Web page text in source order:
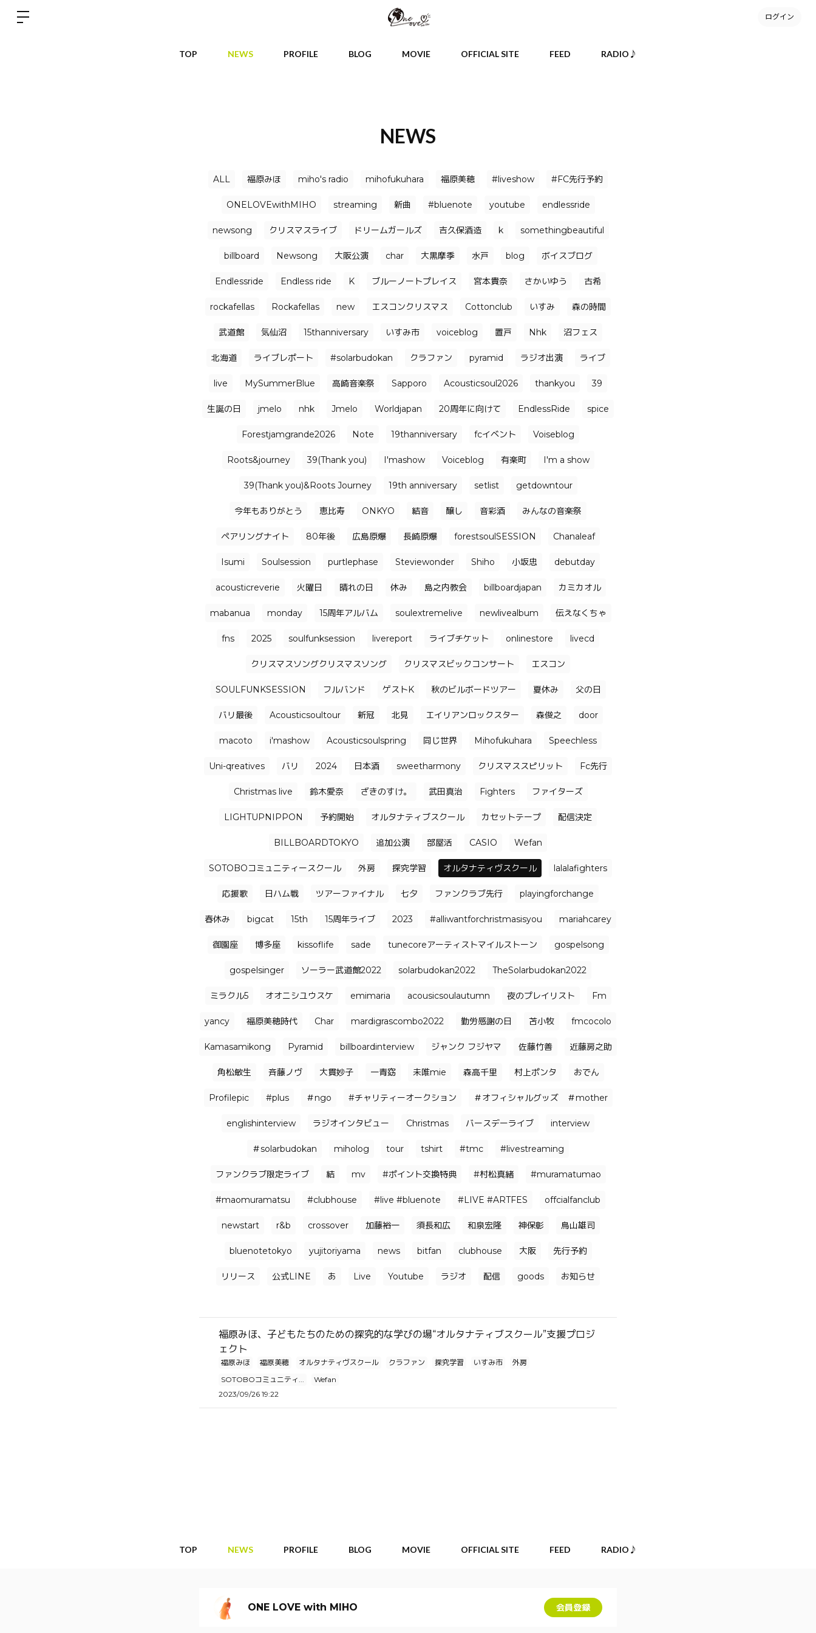
ログイン
TOP NEWS PROFILE BLOG MOVIE OFFICIAL SITE FEED RADIO♪
NEWS
ALL 福原みほ miho's radio mihofukuhara 福原美穂 #liveshow #FC先行予約
ONELOVEwithMIHO streaming 新曲 #bluenote youtube endlessride
newsong クリスマスライブ ドリームガールズ 吉久保酒造 k somethingbeautiful
billboard Newsong 大阪公演 char 大黒摩季 水戸 blog ボイスブログ
Endlessride Endless ride K ブルーノートプレイス 宮本貴奈 さかいゆう 古希
rockafellas Rockafellas new エスコンクリスマス Cottonclub いすみ 森の時間
武道館 気仙沼 15thanniversary いすみ市 voiceblog 置戸 Nhk 沼フェス
北海道 ライブレポート #solarbudokan クラファン pyramid ラジオ出演 ライブ
live MySummerBlue 高崎音楽祭 Sapporo Acousticsoul2026 thankyou 39
生誕の日 jmelo nhk Jmelo Worldjapan 20周年に向けて EndlessRide spice
Forestjamgrande2026 Note 19thanniversary fcイベント Voiseblog
Roots&journey 39(Thank you) I'mashow Voiceblog 有楽町 I'm a show
39(Thank you)&Roots Journey 19th anniversary setlist getdowntour
今年もありがとう 恵比寿 ONKYO 結音 醸し 音彩酒 みんなの音楽祭
ペアリングナイト 80年後 広島原爆 長崎原爆 forestsoulSESSION Chanaleaf
Isumi Soulsession purtlephase Steviewonder Shiho 小坂忠 debutday
acousticreverie 火曜日 晴れの日 休み 島之内教会 billboardjapan カミカオル
mabanua monday 15周年アルバム soulextremelive newlivealbum 伝えなくちゃ
fns 2025 soulfunksession livereport ライブチケット onlinestore livecd
クリスマスソングクリスマスソング クリスマスビックコンサート エスコン
SOULFUNKSESSION フルバンド ゲストK 秋のビルボードツアー 夏休み 父の日
バリ最後 Acousticsoultour 新冠 北見 エイリアンロックスター 森俊之 door
macoto i'mashow Acousticsoulspring 同じ世界 Mihofukuhara Speechless
Uni-qreatives バリ 2024 日本酒 sweetharmony クリスマススピリット Fc先行
Christmas live 鈴木愛奈 ざきのすけ。 武田真治 Fighters ファイターズ
LIGHTUPNIPPON 予約開始 オルタナティブスクール カセットテープ 配信決定
BILLBOARDTOKYO 追加公演 部屋活 CASIO Wefan
SOTOBOコミュニティースクール 外房 探究学習 オルタナティヴスクール lalalafighters
応援歌 日ハム戦 ツアーファイナル 七夕 ファンクラブ先行 playingforchange
春休み bigcat 15th 15周年ライブ 2023 #alliwantforchristmasisyou mariahcarey
御園座 博多座 kissoflife sade tunecoreアーティストマイルストーン gospelsong
gospelsinger ソーラー武道館2022 solarbudokan2022 TheSolarbudokan2022
ミラクル5 オオニシユウスケ emimaria acousicsoulautumn 夜のプレイリスト Fm
yancy 福原美穂時代 Char mardigrascombo2022 勤労感謝の日 苫小牧 fmcocolo
Kamasamikong Pyramid billboardinterview ジャンク フジヤマ 佐藤竹善 近藤房之助
角松敏生 ⻫藤ノヴ 大貫妙子 一青窈 未唯mie 森高千里 村上ポンタ おでん
Profilepic #plus ＃ngo #チャリティーオークション ＃オフィシャルグッズ ＃mother
englishinterview ラジオインタビュー Christmas バースデーライブ interview
＃solarbudokan miholog tour tshirt #tmc #livestreaming
ファンクラブ限定ライブ 結 mv #ポイント交換特典 #村松真緒 #muramatumao
#maomuramatsu #clubhouse #live #bluenote #LIVE #ARTFES offcialfanclub
newstart r&b crossover 加藤裕一 須長和広 和泉宏隆 神保彰 鳥山雄司
bluenotetokyo yujitoriyama news bitfan clubhouse 大阪 先行予約
リリース 公式LINE あ Live Youtube ラジオ 配信 goods お知らせ
福原みほ、子どもたちのための探究的な学びの場“オルタナティブスクール”支援プロジ
ェクト
福原みほ 福原美穂 オルタナティヴスクール クラファン 探究学習 いすみ市
外房
SOTOBOコミュニティ...
Wefan
2023/09/26 19:22
TOP NEWS PROFILE BLOG MOVIE OFFICIAL SITE FEED RADIO♪
ONE LOVE with MIHO 会員登録